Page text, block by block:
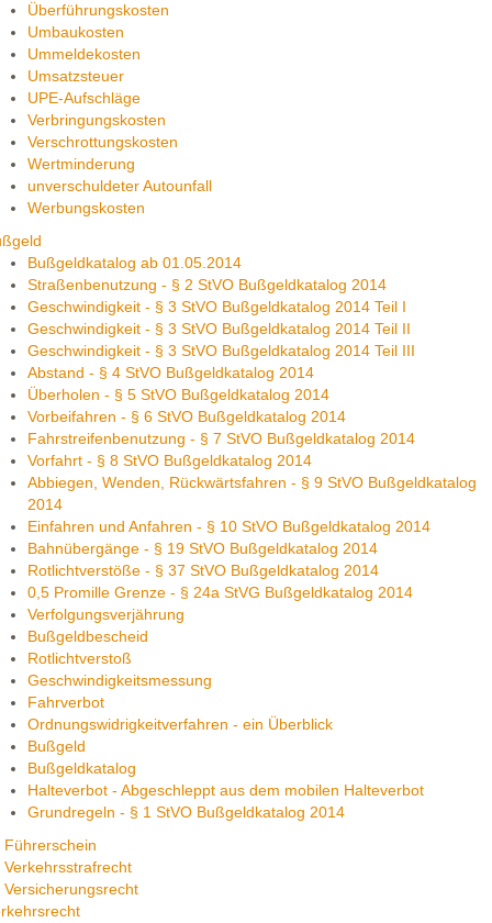
Überführungskosten
Umbaukosten
Ummeldekosten
Umsatzsteuer
UPE-Aufschläge
Verbringungskosten
Verschrottungskosten
Wertminderung
unverschuldeter Autounfall
Werbungskosten
Bußgeldkatalog ab 01.05.2014
Straßenbenutzung - § 2 StVO Bußgeldkatalog 2014
Geschwindigkeit - § 3 StVO Bußgeldkatalog 2014 Teil I
Geschwindigkeit - § 3 StVO Bußgeldkatalog 2014 Teil II
Geschwindigkeit - § 3 StVO Bußgeldkatalog 2014 Teil III
Abstand - § 4 StVO Bußgeldkatalog 2014
Überholen - § 5 StVO Bußgeldkatalog 2014
Vorbeifahren - § 6 StVO Bußgeldkatalog 2014
Fahrstreifenbenutzung - § 7 StVO Bußgeldkatalog 2014
Vorfahrt - § 8 StVO Bußgeldkatalog 2014
Abbiegen, Wenden, Rückwärtsfahren - § 9 StVO Bußgeldkatalog
2014
Einfahren und Anfahren - § 10 StVO Bußgeldkatalog 2014
Bahnübergänge - § 19 StVO Bußgeldkatalog 2014
Rotlichtverstöße - § 37 StVO Bußgeldkatalog 2014
0,5 Promille Grenze - § 24a StVG Bußgeldkatalog 2014
Verfolgungsverjährung
Bußgeldbescheid
Rotlichtverstoß
Geschwindigkeitsmessung
Fahrverbot
Ordnungswidrigkeitverfahren - ein Überblick
Bußgeld
Bußgeldkatalog
Halteverbot - Abgeschleppt aus dem mobilen Halteverbot
Grundregeln - § 1 StVO Bußgeldkatalog 2014
Führerschein
Verkehrsstrafrecht
Versicherungsrecht